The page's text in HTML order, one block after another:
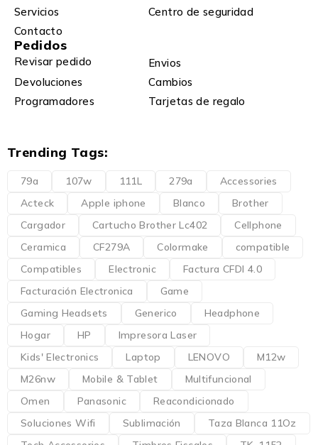
Servicios
Centro de seguridad
Contacto
Pedidos
Revisar pedido
Envios
Devoluciones
Cambios
Programadores
Tarjetas de regalo
Trending Tags:
79a 107w 111L 279a
Accessories
Acteck
Apple iphone Blanco
Brother
Cargador
Cartucho Brother Lc402
Cellphone
Ceramica
CF279A Colormake
compatible
Compatibles
Electronic
Factura CFDI 4.0
Facturación Electronica
Game
Gaming Headsets
Generico
Headphone
Hogar
HP
Impresora Laser
Kids' Electronics
Laptop LENOVO
M12w
M26nw
Mobile & Tablet
Multifuncional
Omen
Panasonic
Reacondicionado
Soluciones Wifi
Sublimación
Taza Blanca 11Oz